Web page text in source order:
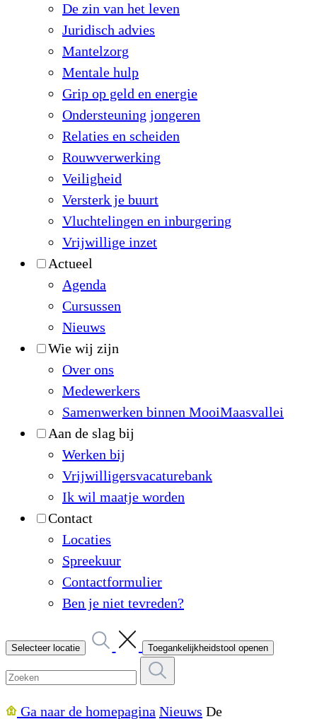
De zin van het leven
Juridisch advies
Mantelzorg
Mentale hulp
Grip op geld en energie
Ondersteuning jongeren
Relaties en scheiden
Rouwverwerking
Veiligheid
Versterk je buurt
Vluchtelingen en inburgering
Vrijwillige inzet
Actueel
Agenda
Cursussen
Nieuws
Wie wij zijn
Over ons
Medewerkers
Samenwerken binnen MooiMaasvallei
Aan de slag bij
Werken bij
Vrijwilligersvacaturebank
Ik wil maatje worden
Contact
Locaties
Spreekuur
Contactformulier
Ben je niet tevreden?
Selecteer locatie Toegankelijkheidstool openen
Ga naar de homepagina Nieuws De